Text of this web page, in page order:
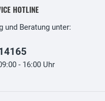
HOTLINE
und Beratung unter:
- 16:00 Uhr